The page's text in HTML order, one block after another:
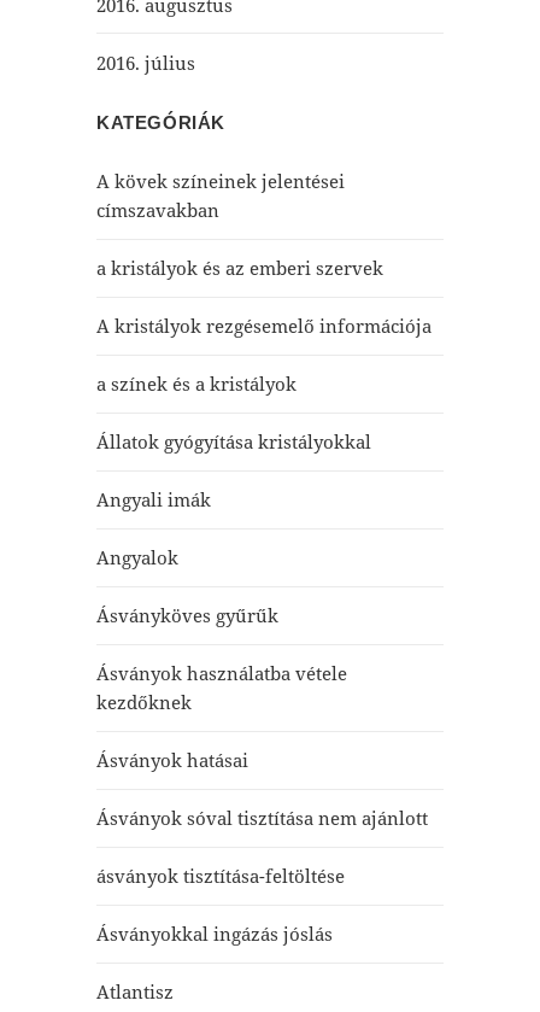
2016. július
KATEGÓRIÁK
A kövek színeinek jelentései
címszavakban
a kristályok és az emberi szervek
A kristályok rezgésemelő információja
a színek és a kristályok
Állatok gyógyítása kristályokkal
Angyali imák
Angyalok
Ásványköves gyűrűk
Ásványok használatba vétele
kezdőknek
Ásványok hatásai
Ásványok sóval tisztítása nem ajánlott
ásványok tisztítása-feltöltése
Ásványokkal ingázás jóslás
Atlantisz